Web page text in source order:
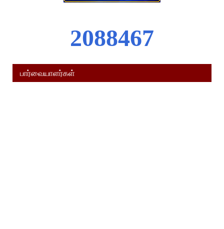
2088467
பார்வையாளர்கள்